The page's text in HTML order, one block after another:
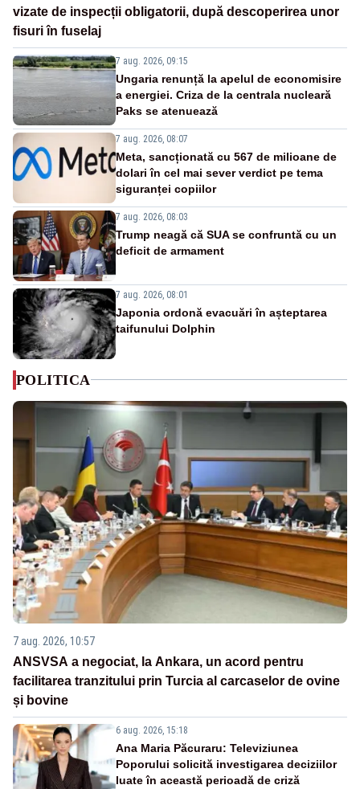
vizate de inspecții obligatorii, după descoperirea unor
fisuri în fuselaj
7 aug. 2026, 09:15
Ungaria renunță la apelul de economisire
a energiei. Criza de la centrala nucleară
Paks se atenuează
7 aug. 2026, 08:07
Meta, sancționată cu 567 de milioane de
dolari în cel mai sever verdict pe tema
siguranței copiilor
7 aug. 2026, 08:03
Trump neagă că SUA se confruntă cu un
deficit de armament
7 aug. 2026, 08:01
Japonia ordonă evacuări în așteptarea
taifunului Dolphin
POLITICA
7 aug. 2026, 10:57
ANSVSA a negociat, la Ankara, un acord pentru
facilitarea tranzitului prin Turcia al carcaselor de ovine
și bovine
6 aug. 2026, 15:18
Ana Maria Păcuraru: Televiziunea
Poporului solicită investigarea deciziilor
luate în această perioadă de criză